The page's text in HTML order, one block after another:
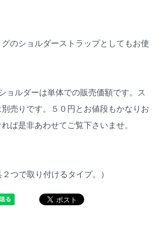
のショルダーストラップとしてもお使
ョルダーは単体での販売価額です。ス
売りです。５０円とお値段もかなりお
ば是非あわせてご覧下さいませ。
つで取り付けるタイプ。）